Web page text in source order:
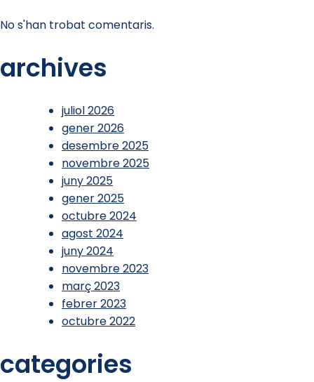
No s'han trobat comentaris.
archives
juliol 2026
gener 2026
desembre 2025
novembre 2025
juny 2025
gener 2025
octubre 2024
agost 2024
juny 2024
novembre 2023
març 2023
febrer 2023
octubre 2022
categories